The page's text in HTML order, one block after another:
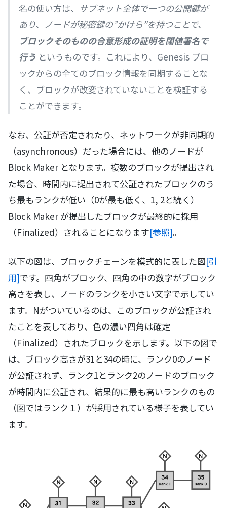
名の使い方は、 サブネット全体で一つの公開鍵が
あり、ノードが秘密鍵の”かけら”を持つことで、
ブロックそのものの合意形成の証明を閾値署名で
行う というものです。これにより、Genesis ブロ
ックからの全てのブロック情報を同期することな
く、ブロックが改変されていないことを検証する
ことができます。
なお、公証が否定されたり、ネットワークが非同期的
（asynchronous）だった場合には、他のノードが
Block Maker となります。複数のブロックが提出され
た場合、時間内に提出されて公証されたブロックのう
ち最もランクが低い（0が最も低く、1, 2と続く）
Block Maker が提出したブロックが最終的に採用
（Finalized）されることになります[参照]。
以下の図は、ブロックチェーンを模式的に表した図[引
用]です。四角がブロック、四角の中の数字がブロック
高さを表し、ノードのランクを小さい文字で示してい
ます。Nがついているのは、このブロックが公証され
たことを表しており、色の濃い四角は確定
（Finalized）されたブロックを示します。以下の図で
は、ブロック高さが31と34の時に、ランク0のノード
が公証されず、ランク1とランク2のノードのブロック
が時間内に公証され、結果的に最も高いランクのもの
（図ではランク１）が採用されている様子を表してい
ます。